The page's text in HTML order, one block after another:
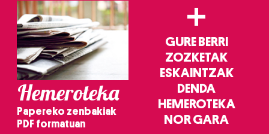
Hemeroteka
Papereko zenbakiak
PDF formatuan
+
GURE BERRI
ZOZKETAK
ESKAINTZAK
DENDA
HEMEROTEKA
NOR GARA